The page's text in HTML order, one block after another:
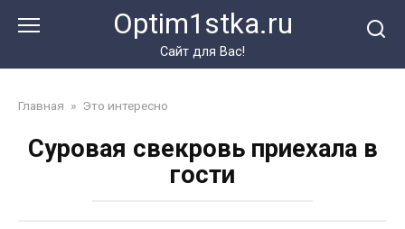
Optim1stka.ru
Сайт для Вас!
Главная » Это интересно
Суровая свекровь приехала в
гости